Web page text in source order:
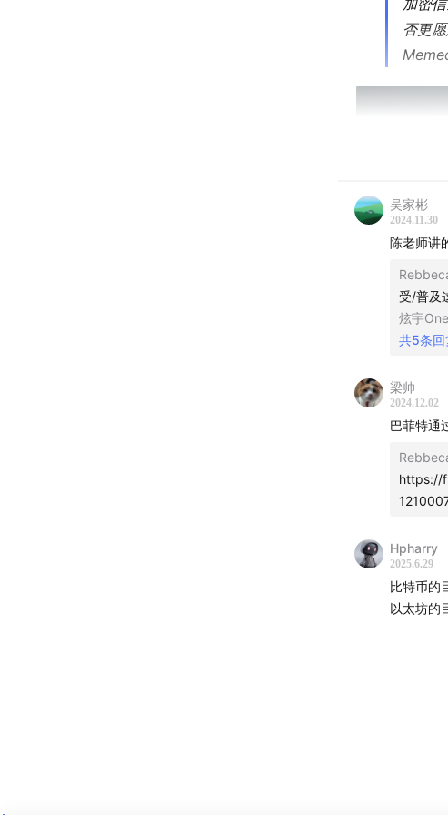
加密
否更
在 2024 美
各自的洞察和
吴家彬
2024.11.30
陈老师讲
受/普及
炫宇
共5条回
梁帅
2024.12.02
巴菲特通
https://
Hpharry
2025.6.29
比特币的
以太坊的